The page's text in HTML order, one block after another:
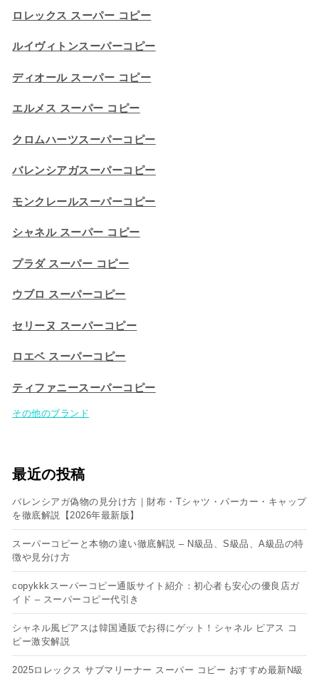
ロレックス スーパー コピー
ルイヴィトンスーパーコピー
ディオール スーパー コピー
エルメス スーパー コピー
クロムハーツスーパーコピー
バレンシアガスーパーコピー
モンクレールスーパーコピー
シャネル スーパー コピー
プラダ スーパー コピー
ウブロ スーパーコピー
セリーヌ スーパーコピー​
ロエベ スーパーコピー
ティファニースーパーコピー
その他のブランド
最近の投稿
バレンシアガ偽物の見分け方｜財布・Tシャツ・パーカー・キャップ
を徹底解説【2026年最新版】
スーパーコピーと本物の違い徹底解説 – N級品、S級品、A級品の特
徴や見分け方
copykkkスーパーコピー通販サイト紹介：初心者も安心の優良店ガ
イド – スーパーコピー代引き
シャネル風ピアスは韓国通販でお得にゲット！シャネル ピアス コ
ピー​激安解説
2025ロレックス サブマリーナー スーパー コピー おすすめ最新N級